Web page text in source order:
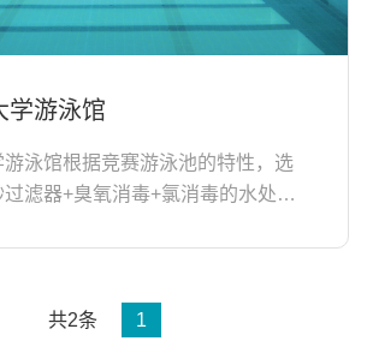
学游泳馆
游泳馆根据竞赛游泳池的特性，选
滤器+臭氧消毒+氯消毒的水处理
共2条 1